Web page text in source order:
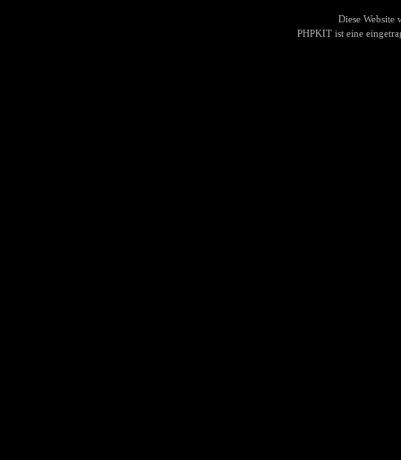
Diese Website
PHPKIT ist eine